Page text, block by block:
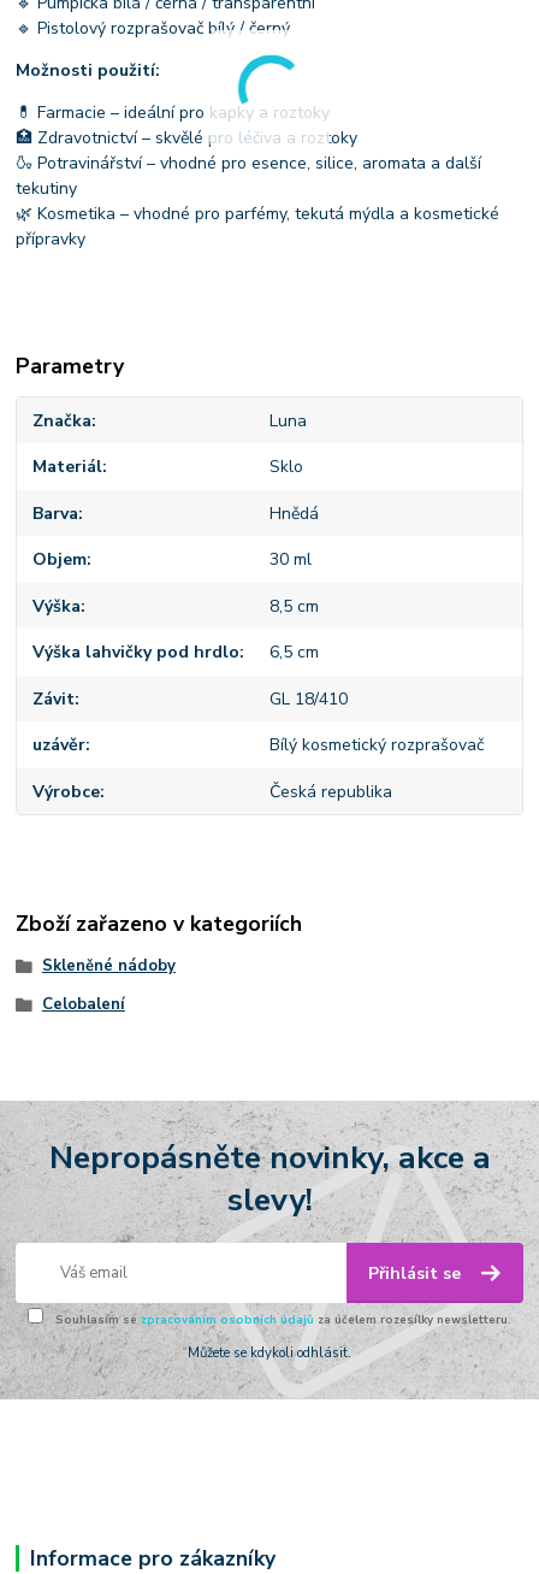
🔹 Pistolový rozprašovač bílý / černý
Možnosti použití:
💊 Farmacie – ideální pro kapky a roztoky
🏥 Zdravotnictví – skvělé pro léčiva a roztoky
🍶 Potravinářství – vhodné pro esence, silice, aromata a další
tekutiny
🌿 Kosmetika – vhodné pro parfémy, tekutá mýdla a kosmetické
přípravky
Parametry
Značka Luna
Materiál Sklo
Barva Hnědá
Objem 30 ml
Výška 8,5 cm
Výška lahvičky pod hrdlo 6,5 cm
Závit GL 18/410
uzávěr Bílý kosmetický rozprašovač
Výrobce Česká republika
Zboží zařazeno v kategoriích
Skleněné nádoby
Celobalení
Nepropásněte novinky, akce a
slevy!
Přihlásit se
Souhlasím se zpracováním osobních údajů za účelem rozesílky newsletteru.
Můžete se kdykoli odhlásit.
Informace pro zákazníky